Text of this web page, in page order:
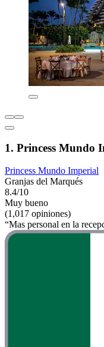
1. Princess Mundo
Princess Mundo Imperial
Granjas del Marqués
8.4/10
Muy bueno
(1,017 opiniones)
“Mas personal en la